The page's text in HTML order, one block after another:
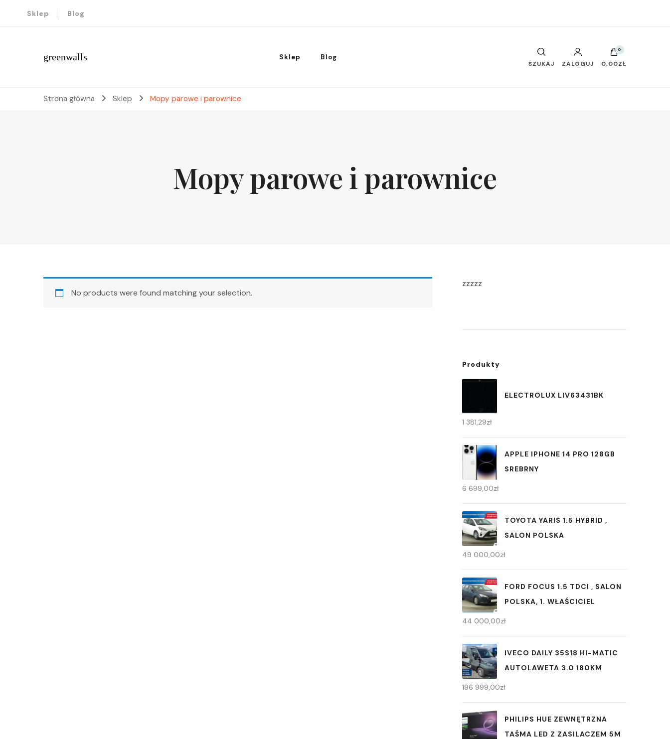
Sklep Blog
greenwalls Sklep Blog
SZUKAJ ZALOGUJ
0
0,00ZŁ
Strona główna Sklep Mopy parowe i parownice
Mopy parowe i parownice
No products were found matching your selection.
zzzzz
Produkty
ELECTROLUX LIV63431BK
1 381,29zł
APPLE IPHONE 14 PRO 128GB
SREBRNY
6 699,00zł
TOYOTA YARIS 1.5 HYBRID ,
SALON POLSKA
49 000,00zł
FORD FOCUS 1.5 TDCI , SALON
POLSKA, 1. WŁAŚCICIEL
44 000,00zł
IVECO DAILY 35S18 HI-MATIC
AUTOLAWETA 3.0 180KM
196 999,00zł
PHILIPS HUE ZEWNĘTRZNA
TAŚMA LED Z ZASILACZEM 5M